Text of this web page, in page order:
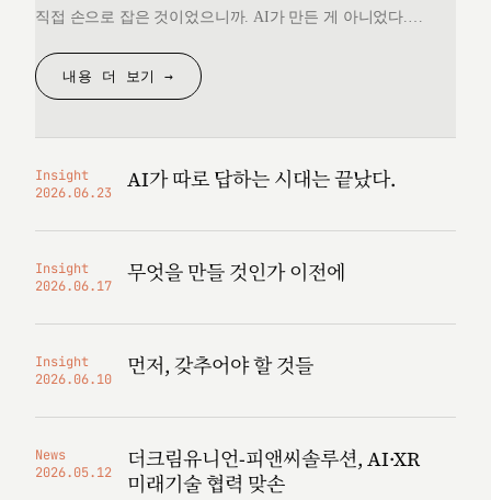
직접 손으로 잡은 것이었으니까. AI가 만든 게 아니었다.
것을 변호할 언어를 끝내 찾지 못했다. 돌아오는 길에
생각했다. 대체 "AI 같다"는…
내용 더 보기 →
Insight
2026.06.23
AI가 따로 답하는 시대는 끝났다.
Insight
2026.06.17
무엇을 만들 것인가 이전에
Insight
2026.06.10
먼저, 갖추어야 할 것들
News
2026.05.12
더크림유니언-피앤씨솔루션, AI·XR
미래기술 협력 맞손